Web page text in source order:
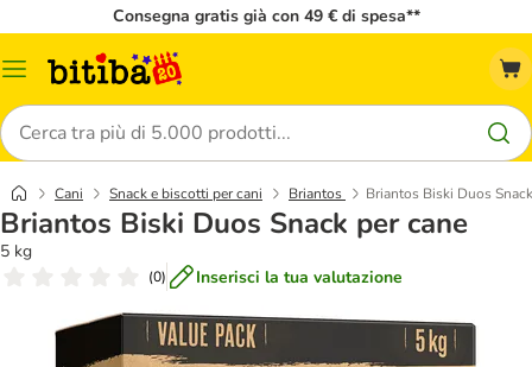
Consegna gratis già con 49 € di spesa**
Overview
Cerca
Cani Snack e biscotti per cani Briantos Briantos Biski Duos
Briantos Biski Duos Snack per cane
5 kg
(0) Inserisci la tua valutazione